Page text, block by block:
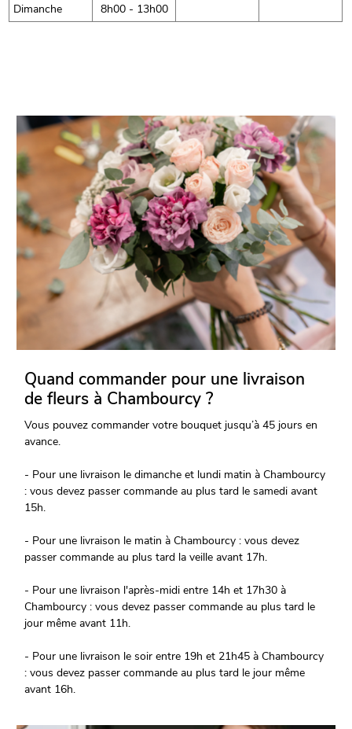
Dimanche
8h00 - 13h00
Quand commander pour une livraison
de fleurs à Chambourcy ?
Vous pouvez commander votre bouquet jusqu’à 45 jours en
avance.
- Pour une livraison le dimanche et lundi matin à Chambourcy
: vous devez passer commande au plus tard le samedi avant
15h.
- Pour une livraison le matin à Chambourcy : vous devez
passer commande au plus tard la veille avant 17h.
- Pour une livraison l'après-midi entre 14h et 17h30 à
Chambourcy : vous devez passer commande au plus tard le
jour même avant 11h.
- Pour une livraison le soir entre 19h et 21h45 à Chambourcy
: vous devez passer commande au plus tard le jour même
avant 16h.